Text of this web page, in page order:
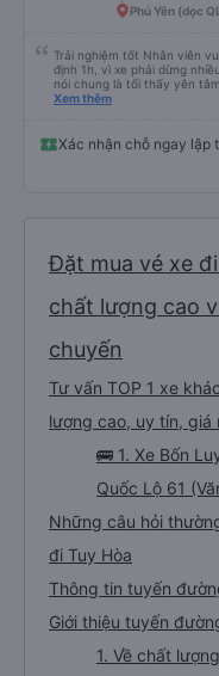
Phú Yên (dọc
Trải nghiệm tốt Nhân viên
định 1h, vì xe phải dừng
nói chung là tối thấy yên
hộ và giới thiệu cho người
Xem thêm
Xác nhận chỗ ngay lập
Đặt mua vé xe
chất lượng cao
chuyến
Tư vấn TOP 1 xe
lượng cao, uy tín,
🚌 1. Xe Bốn
Quốc Lộ 61
Những câu hỏi
đi Tuy Hòa
Thông tin tuyến
Giới thiệu tuyến
1. Về chất